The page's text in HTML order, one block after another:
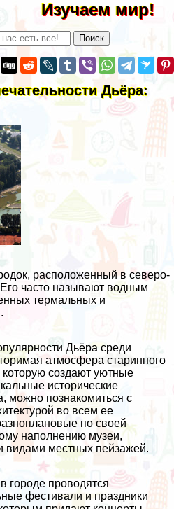
Изучаем мир!
Дьёра:
расположенный в северо-
часто называют водным
термальных и
Дьёра среди
атмосфера старинного
которую создают уютные
исторические
можно познакомиться с
во всем ее
по своей
наполнению музеи,
видами местных пейзажей.
городе проводятся
фестивали и праздники